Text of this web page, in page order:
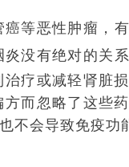
等恶性肿瘤，
没有绝对的关
疗或减轻肾脏
而忽略了这些
不会导致免疫功